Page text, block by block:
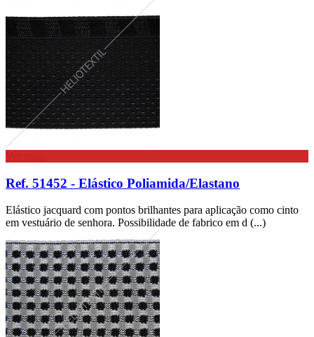
Ref. 51452 - Elástico Poliamida/Elastano
Elástico jacquard com pontos brilhantes para aplicação como cinto
em vestuário de senhora. Possibilidade de fabrico em d (...)